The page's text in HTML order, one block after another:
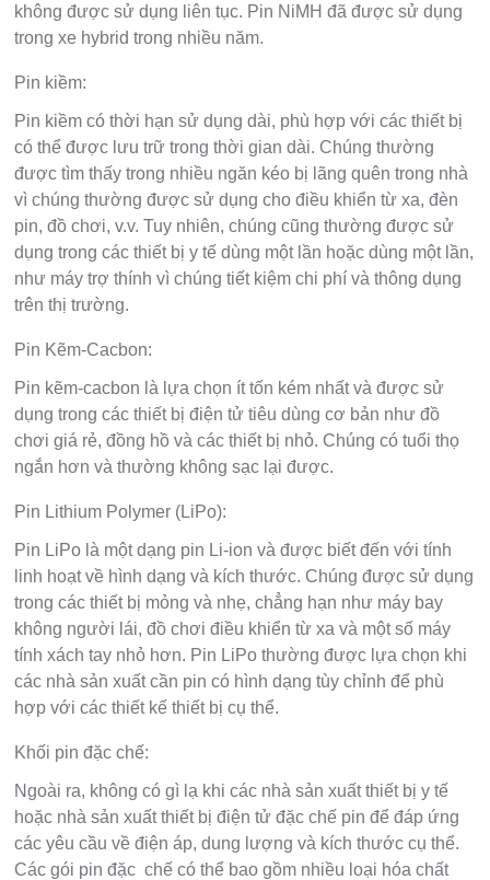
không được sử dụng liên tục. Pin NiMH đã được sử dụng
trong xe hybrid trong nhiều năm.
Pin kiềm:
Pin kiềm có thời hạn sử dụng dài, phù hợp với các thiết bị
có thể được lưu trữ trong thời gian dài. Chúng thường
được tìm thấy trong nhiều ngăn kéo bị lãng quên trong nhà
vì chúng thường được sử dụng cho điều khiển từ xa, đèn
pin, đồ chơi, v.v. Tuy nhiên, chúng cũng thường được sử
dụng trong các thiết bị y tế dùng một lần hoặc dùng một lần,
như máy trợ thính vì chúng tiết kiệm chi phí và thông dụng
trên thị trường.
Pin Kẽm-Cacbon:
Pin kẽm-cacbon là lựa chọn ít tốn kém nhất và được sử
dụng trong các thiết bị điện tử tiêu dùng cơ bản như đồ
chơi giá rẻ, đồng hồ và các thiết bị nhỏ. Chúng có tuổi thọ
ngắn hơn và thường không sạc lại được.
Pin Lithium Polymer (LiPo):
Pin LiPo là một dạng pin Li-ion và được biết đến với tính
linh hoạt về hình dạng và kích thước. Chúng được sử dụng
trong các thiết bị mỏng và nhẹ, chẳng hạn như máy bay
không người lái, đồ chơi điều khiển từ xa và một số máy
tính xách tay nhỏ hơn. Pin LiPo thường được lựa chọn khi
các nhà sản xuất cần pin có hình dạng tùy chỉnh để phù
hợp với các thiết kế thiết bị cụ thể.
Khối pin đặc chế:
Ngoài ra, không có gì lạ khi các nhà sản xuất thiết bị y tế
hoặc nhà sản xuất thiết bị điện tử đặc chế pin để đáp ứng
các yêu cầu về điện áp, dung lượng và kích thước cụ thể.
Các gói pin đặc chế có thể bao gồm nhiều loại hóa chất